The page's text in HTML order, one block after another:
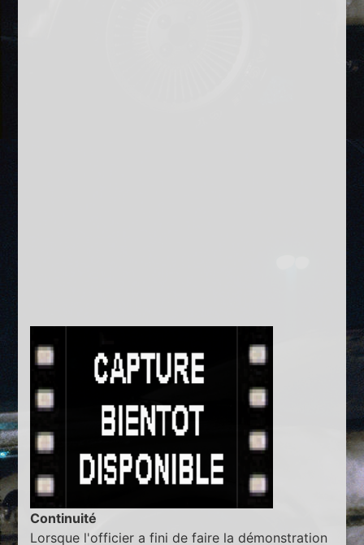
Continuité
Lorsque l'officier a fini de faire la démonstration